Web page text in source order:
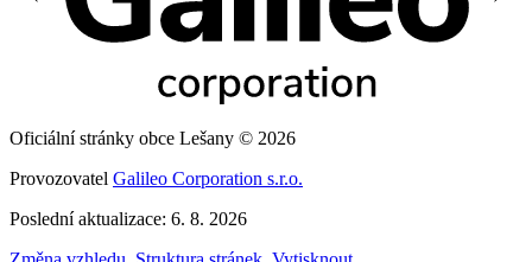
Oficiální stránky obce Lešany © 2026
Provozovatel Galileo Corporation s.r.o.
Poslední aktualizace: 6. 8. 2026